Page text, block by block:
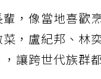
，像當地喜歡
，盧紀邦、林
讓跨世代族群